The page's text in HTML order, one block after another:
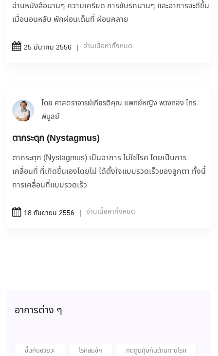
อ่านหนังสือนานๆ ความเครียด การขับรถนานๆ และอาการจะดีขึ้น
เมื่อนอนหลับ พักผ่อนเต็มที่ ผ่อนคลาย
25 มีนาคม 2556 อ่านเนื้อหาทั้งหมด
โดย ศาสตราจารย์เกียรติคุณ แพทย์หญิง พวงทอง ไกร
พิบูลย์
ตากระตุก (Nystagmus)
ตากระตุก (Nystagmus) เป็นอาการ ไม่ใช่โรค โดยเป็นการ
เคลื่อนที่ ที่เกิดขึ้นเองโดยไม่ ได้ตั้งใจแบบรวดเร็วของลูกตา ทั้งนี้
การเคลื่อนที่แบบรวดเร็ว
18 กันยายน 2556 อ่านเนื้อหาทั้งหมด
อาการต่าง ๆ
ขึ้นกับอวัยวะ โรคลมชัก
กดภูมิคุ้มกันต้านทานโรค